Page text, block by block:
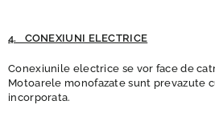
4. CONEXIUNI ELECTRICE
Conexiunile electrice se vor face de
Motoarele monofazate sunt prevazute
incorporata.